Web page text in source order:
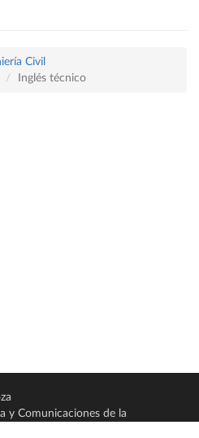
Civil
Inglés técnico
y Comunicaciones de la